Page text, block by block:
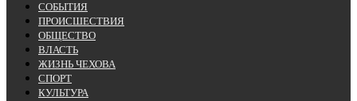
СОБЫТИЯ
ПРОИСШЕСТВИЯ
ОБЩЕСТВО
ВЛАСТЬ
ЖИЗНЬ ЧЕХОВА
СПОРТ
КУЛЬТУРА